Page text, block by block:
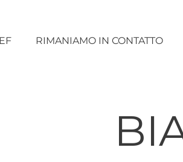
RIMANIAMO IN CONTATTO